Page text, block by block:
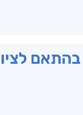
בהתאם